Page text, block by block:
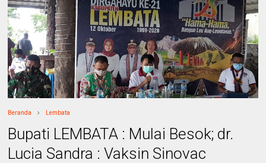
Beranda Lembata
Bupati LEMBATA : Mulai Besok; dr.
Lucia Sandra : Vaksin Sinovac